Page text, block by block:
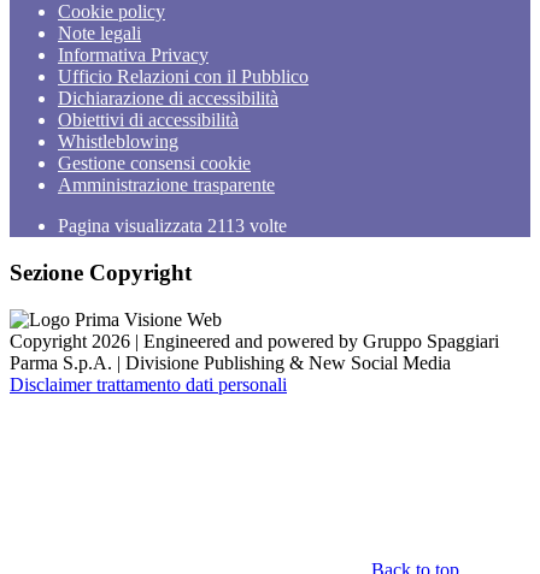
Cookie policy
Note legali
Informativa Privacy
Ufficio Relazioni con il Pubblico
Dichiarazione di accessibilità
Obiettivi di accessibilità
Whistleblowing
Gestione consensi cookie
Amministrazione trasparente
Pagina visualizzata 2113 volte
Sezione Copyright
Copyright 2026 | Engineered and powered by Gruppo Spaggiari
Parma S.p.A. | Divisione Publishing & New Social Media
Disclaimer trattamento dati personali
Back to top